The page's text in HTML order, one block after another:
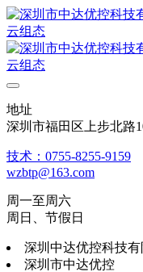
地址
深圳市福田区上步北路
技术：0755-8255-9159
wzbtp@163.com
周一至周六
周日、节假日
深圳中达优控科技有
深圳市中达优控